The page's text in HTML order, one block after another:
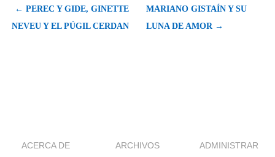
← PEREC Y GIDE, GINETTE
NEVEU Y EL PÚGIL CERDAN
MARIANO GISTAÍN Y SU
LUNA DE AMOR →
ACERCA DE ARCHIVOS ADMINISTRAR